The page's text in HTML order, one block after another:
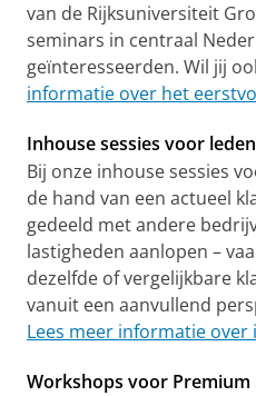
van de Rijksuniversiteit
seminars in centraal
geïnteresseerden. Wil jij
informatie over het
Inhouse sessies voor leden
Bij onze inhouse sessies
de hand van een actueel
gedeeld met andere
lastigheden aanlopen –
dezelfde of vergelijkbare
vanuit een aanvullend
Lees meer informatie over
Workshops voor Premium